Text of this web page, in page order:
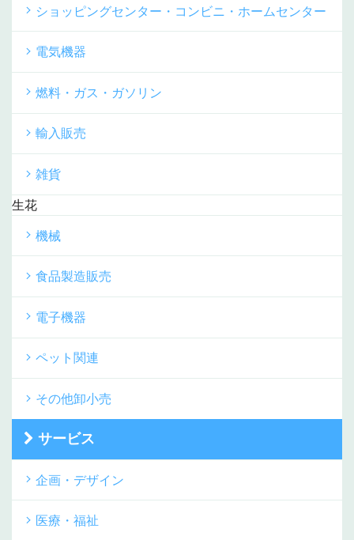
ショッピングセンター・コンビニ・ホームセンター
電気機器
燃料・ガス・ガソリン
輸入販売
雑貨
生花
機械
食品製造販売
電子機器
ペット関連
その他卸小売
サービス
企画・デザイン
医療・福祉